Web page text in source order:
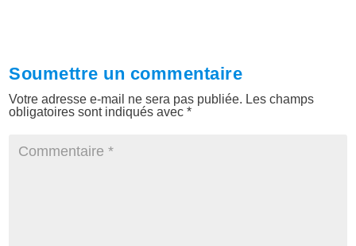
Soumettre un commentaire
Votre adresse e-mail ne sera pas publiée. Les champs
obligatoires sont indiqués avec*